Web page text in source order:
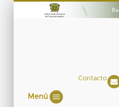
Contacto
Menú